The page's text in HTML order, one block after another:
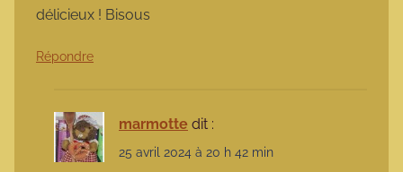
délicieux ! Bisous
Répondre
marmotte dit :
25 avril 2024 à 20 h 42 min